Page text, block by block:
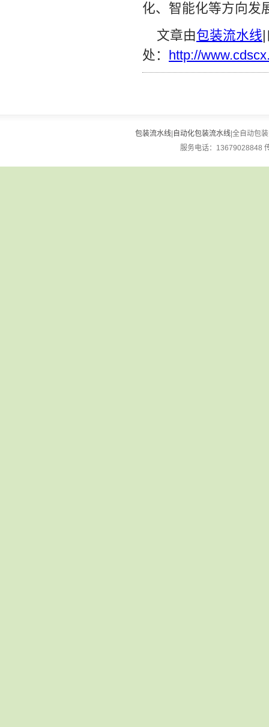
化、智能化等方向发
文章由包装流水线
处： http://
包装流水线 自动化包装流水线 |全自动包
服务电话：13679028848